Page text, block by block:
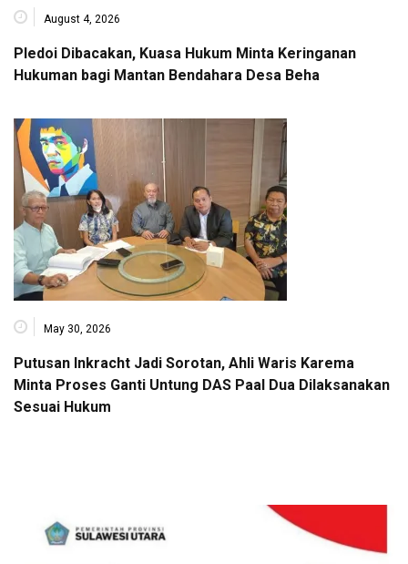
August 4, 2026
Pledoi Dibacakan, Kuasa Hukum Minta Keringanan
Hukuman bagi Mantan Bendahara Desa Beha
May 30, 2026
Putusan Inkracht Jadi Sorotan, Ahli Waris Karema
Minta Proses Ganti Untung DAS Paal Dua Dilaksanakan
Sesuai Hukum